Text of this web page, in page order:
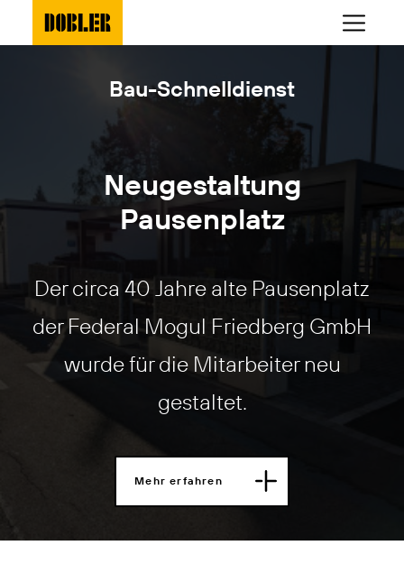
Bau-Schnelldienst
Neugestaltung
Pausenplatz
Der circa 40 Jahre alte Pausenplatz
der Federal Mogul Friedberg GmbH
wurde für die Mitarbeiter neu
gestaltet.
Mehr erfahren